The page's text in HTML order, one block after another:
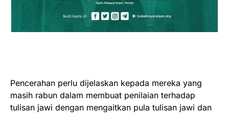
Pencerahan perlu dijelaskan kepada mereka yang
masih rabun dalam membuat penilaian terhadap
tulisan jawi dengan mengaitkan pula tulisan jawi dan